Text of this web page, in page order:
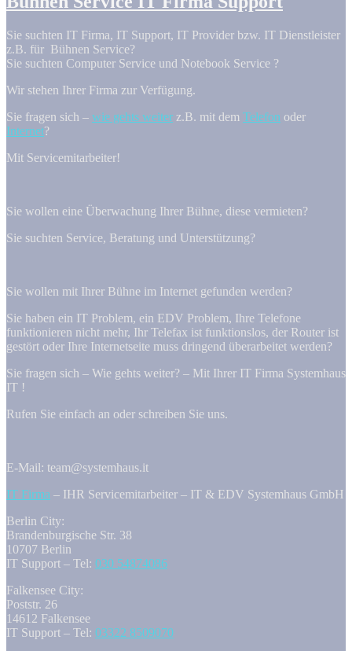
Sie suchten IT Firma, IT Support, IT Provider bzw. IT Dienstleister
z.B. für Bühnen Service?
Sie suchten Computer Service und Notebook Service ?
Wir stehen Ihrer Firma zur Verfügung.
Sie fragen sich – wie gehts weiter z.B. mit dem Telefon oder
Internet?
Mit Servicemitarbeiter!
Sie wollen eine Überwachung Ihrer Bühne, diese vermieten?
Sie suchten Service, Beratung und Unterstützung?
Sie wollen mit Ihrer Bühne im Internet gefunden werden?
Sie haben ein IT Problem, ein EDV Problem, Ihre Telefone
funktionieren nicht mehr, Ihr Telefax ist funktionslos, der Router ist
gestört oder Ihre Internetseite muss dringend überarbeitet werden?
Sie fragen sich – Wie gehts weiter? – Mit Ihrer IT Firma Systemhaus
IT !
Rufen Sie einfach an oder schreiben Sie uns.
E-Mail: team@systemhaus.it
IT Firma – IHR Servicemitarbeiter – IT & EDV Systemhaus GmbH
Berlin City:
Brandenburgische Str. 38
10707 Berlin
IT Support – Tel: 030 54874086
Falkensee City:
Poststr. 26
14612 Falkensee
IT Support – Tel: 03322 8509070